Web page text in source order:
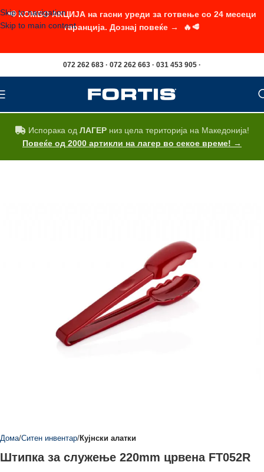
Skip to navigation
Skip to main content
072 262 683 · 072 262 663 · 031 453 905 ·
Испорака од ЛАГЕРниз цела територија на Македонија!
Повеќе од 2000 артикли на лагер во секое време! →
Дома Ситен инвентар Кујнски алатки
Штипка за служење 220mm црвена FT052R
📢 КОМБО АКЦИЈА на гасни уреди за готвење со 24 месеци
гаранција. Дознај повеќе → 🔥🥩